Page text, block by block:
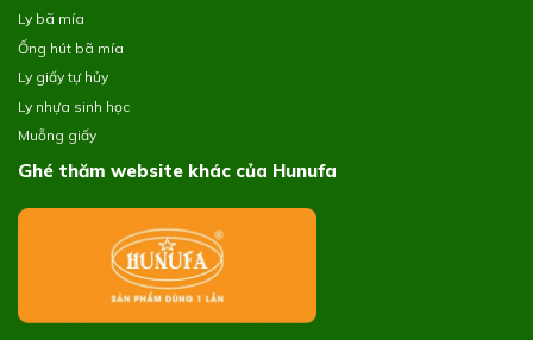
Ly bã mía
Ống hút bã mía
Ly giấy tự hủy
Ly nhựa sinh học
Muỗng giấy
Ghé thăm website khác của Hunufa